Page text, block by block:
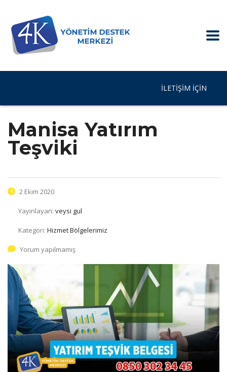
İLETIŞIM IÇIN
Manisa Yatırım
Teşviki
2 Ekim 2020
Yayınlayan: veysi gul
Kategori: Hizmet Bölgelerimiz
Yorum yapılmamış